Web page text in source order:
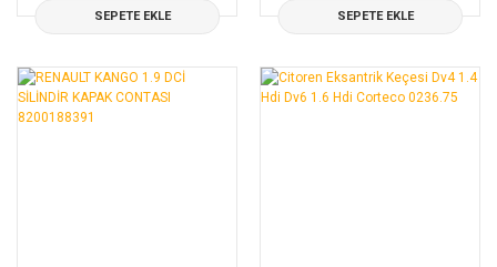
SEPETE EKLE SEPETE EKLE